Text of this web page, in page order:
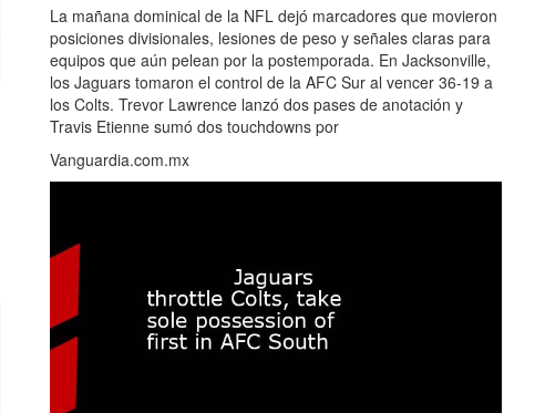
La mañana dominical de la NFL dejó marcadores que movieron
posiciones divisionales, lesiones de peso y señales claras para
equipos que aún pelean por la postemporada. En Jacksonville,
los Jaguars tomaron el control de la AFC Sur al vencer 36-19 a
los Colts. Trevor Lawrence lanzó dos pases de anotación y
Travis Etienne sumó dos touchdowns por
Vanguardia.com.mx